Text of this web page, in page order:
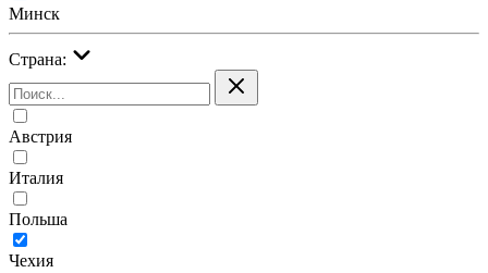
Минск
Страна:
Австрия
Италия
Польша
Чехия